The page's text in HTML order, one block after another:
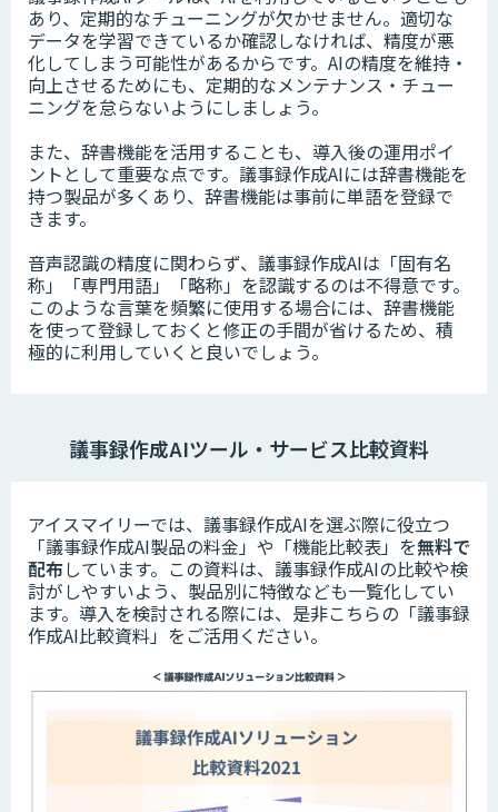
あり、定期的なチューニングが欠かせません。適切な
データを学習できているか確認しなければ、精度が悪
化してしまう可能性があるからです。AIの精度を維持・
向上させるためにも、定期的なメンテナンス・チュー
ニングを怠らないようにしましょう。
また、辞書機能を活用することも、導入後の運用ポイ
ントとして重要な点です。議事録作成AIには辞書機能を
持つ製品が多くあり、辞書機能は事前に単語を登録で
きます。
音声認識の精度に関わらず、議事録作成AIは「固有名
称」「専門用語」「略称」を認識するのは不得意です。
このような言葉を頻繁に使用する場合には、辞書機能
を使って登録しておくと修正の手間が省けるため、積
極的に利用していくと良いでしょう。
議事録作成AIツール・サービス比較資料
アイスマイリーでは、議事録作成AIを選ぶ際に役立つ
「議事録作成AI製品の料金」や「機能比較表」を無料で
配布しています。この資料は、議事録作成AIの比較や検
討がしやすいよう、製品別に特徴なども一覧化してい
ます。導入を検討される際には、是非こちらの「議事録
作成AI比較資料」をご活用ください。